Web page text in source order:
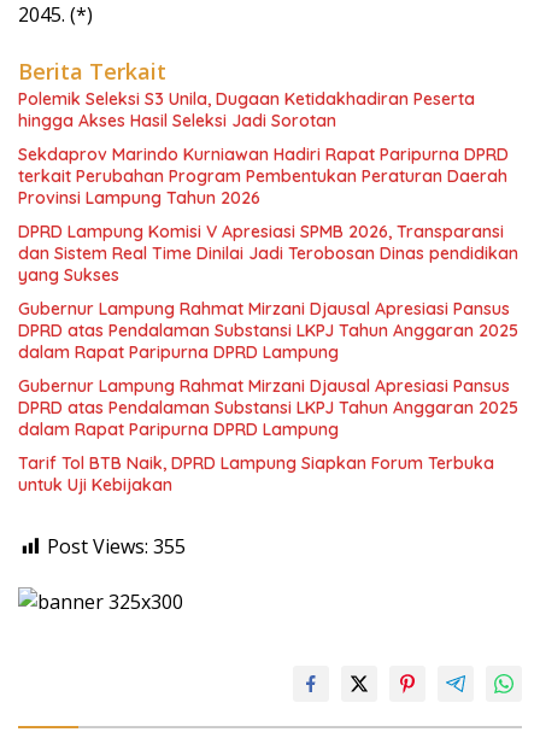
2045. (*)
Berita Terkait
Polemik Seleksi S3 Unila, Dugaan Ketidakhadiran Peserta
hingga Akses Hasil Seleksi Jadi Sorotan
Sekdaprov Marindo Kurniawan Hadiri Rapat Paripurna DPRD
terkait Perubahan Program Pembentukan Peraturan Daerah
Provinsi Lampung Tahun 2026
DPRD Lampung Komisi V Apresiasi SPMB 2026, Transparansi
dan Sistem Real Time Dinilai Jadi Terobosan Dinas pendidikan
yang Sukses
Gubernur Lampung Rahmat Mirzani Djausal Apresiasi Pansus
DPRD atas Pendalaman Substansi LKPJ Tahun Anggaran 2025
dalam Rapat Paripurna DPRD Lampung
Gubernur Lampung Rahmat Mirzani Djausal Apresiasi Pansus
DPRD atas Pendalaman Substansi LKPJ Tahun Anggaran 2025
dalam Rapat Paripurna DPRD Lampung
Tarif Tol BTB Naik, DPRD Lampung Siapkan Forum Terbuka
untuk Uji Kebijakan
Post Views: 355